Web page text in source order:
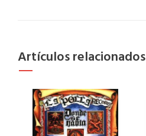
Artículos relacionados